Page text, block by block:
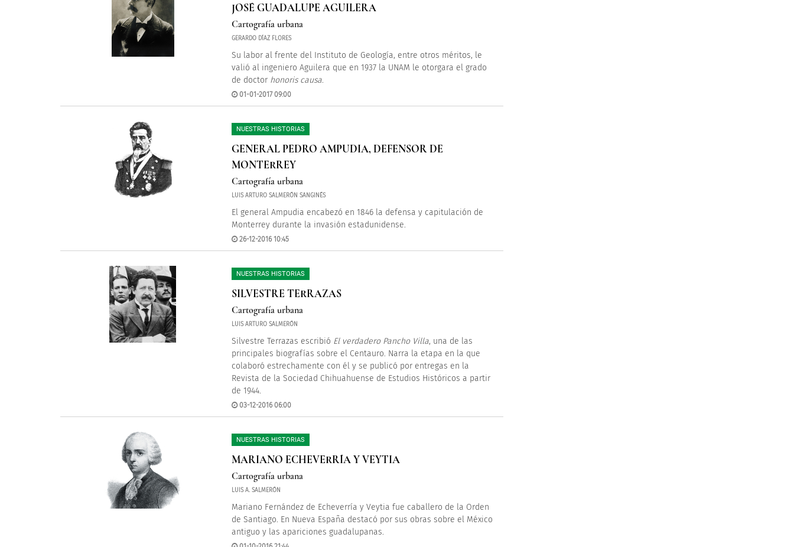
JOSÉ GUADALUPE AGUILERA
Cartografía urbana
GERARDO DÍAZ FLORES
Su labor al frente del Instituto de Geología, entre otros méritos, le
valió al ingeniero Aguilera que en 1937 la UNAM le otorgara el grado
de doctor honoris causa.
01-01-2017 09:00
NUESTRAS HISTORIAS
GENERAL PEDRO AMPUDIA, DEFENSOR DE
MONTERREY
Cartografía urbana
LUIS ARTURO SALMERÓN SANGINÉS
El general Ampudia encabezó en 1846 la defensa y capitulación de
Monterrey durante la invasión estadunidense.
26-12-2016 10:45
NUESTRAS HISTORIAS
SILVESTRE TERRAZAS
Cartografía urbana
LUIS ARTURO SALMERÓN
Silvestre Terrazas escribió El verdadero Pancho Villa, una de las
principales biografías sobre el Centauro. Narra la etapa en la que
colaboró estrechamente con él y se publicó por entregas en la
Revista de la Sociedad Chihuahuense de Estudios Históricos a partir
de 1944.
03-12-2016 06:00
NUESTRAS HISTORIAS
MARIANO ECHEVERRÍA Y VEYTIA
Cartografía urbana
LUIS A. SALMERÓN
Mariano Fernández de Echeverría y Veytia fue caballero de la Orden
de Santiago. En Nueva España destacó por sus obras sobre el México
antiguo y las apariciones guadalupanas.